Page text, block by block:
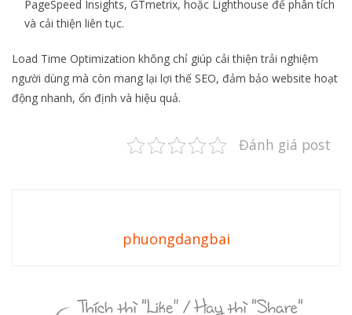
PageSpeed Insights, GTmetrix, hoặc Lighthouse để phân tích
và cải thiện liên tục.
Load Time Optimization không chỉ giúp cải thiện trải nghiệm
người dùng mà còn mang lại lợi thế SEO, đảm bảo website hoạt
động nhanh, ổn định và hiệu quả.
Đánh giá post
phuongdangbai